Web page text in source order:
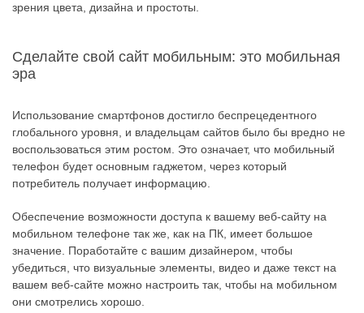
зрения цвета, дизайна и простоты.
Сделайте свой сайт мобильным: это мобильная
эра
Использование смартфонов достигло беспрецедентного
глобального уровня, и владельцам сайтов было бы вредно не
воспользоваться этим ростом. Это означает, что мобильный
телефон будет основным гаджетом, через который
потребитель получает информацию.
Обеспечение возможности доступа к вашему веб-сайту на
мобильном телефоне так же, как на ПК, имеет большое
значение. Поработайте с вашим дизайнером, чтобы
убедиться, что визуальные элементы, видео и даже текст на
вашем веб-сайте можно настроить так, чтобы на мобильном
они смотрелись хорошо.